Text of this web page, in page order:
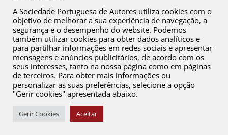
Canal de Denúncia
Plano de Prevenção de Riscos de Corrupção e Infrações Conexas
Política de Privacidade
Política de Cookies
Copyright © 2026 SPA. Todos os direitos reservados
A Sociedade Portuguesa de Autores utiliza cookies com o
objetivo de melhorar a sua experiência de navegação, a
segurança e o desempenho do website. Podemos
também utilizar cookies para obter dados analíticos e
para partilhar informações em redes sociais e apresentar
mensagens e anúncios publicitários, de acordo com os
seus interesses, tanto na nossa página como em páginas
de terceiros. Para obter mais informações ou
personalizar as suas preferências, selecione a opção
"Gerir cookies" apresentada abaixo.
Gerir Cookies Aceitar